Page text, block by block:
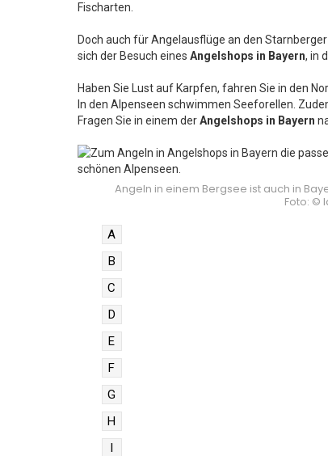
Fischarten.
Doch auch für Angelausflüge an den
sich der Besuch eines Angelshops in Bayern, in
Haben Sie Lust auf Karpfen, fahren Sie in den
In den Alpenseen schwimmen Seeforellen.
Fragen Sie in einem derAngelshops in Bayern
Angeln in einem Bergsee ist auch in
Foto: ©
A
B
C
D
E
F
G
H
I